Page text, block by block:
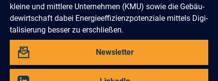
kleine und mittlere Unter­nehmen (KMU) sowie die Gebäu­
de­­wirtschaft dabei Energie­effi­zienz­poten­ziale mittels Digi­
tali­sierung besser zu erschließen.
unseren
Newsletter